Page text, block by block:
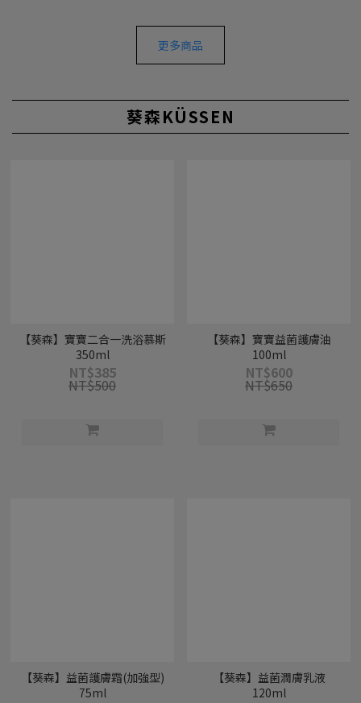
更多商品
葵森KÜSSEN
【葵森】寶寶二合一洗浴慕斯
350ml
NT$385
NT$500
【葵森】寶寶益菌護膚油
100ml
NT$600
NT$650
【葵森】益菌護膚霜(加強型)
75ml
【葵森】益菌潤膚乳液
120ml